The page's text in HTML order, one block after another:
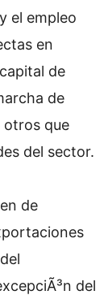
el empleo
en
de
de
otros que
del sector.
de
del